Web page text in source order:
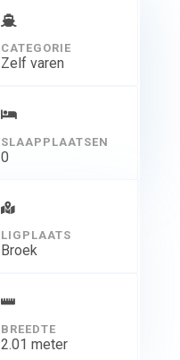
CATEGORIE
Zelf varen
SLAAPPLAATSEN
0
LIGPLAATS
Broek
BREEDTE
2.01 meter